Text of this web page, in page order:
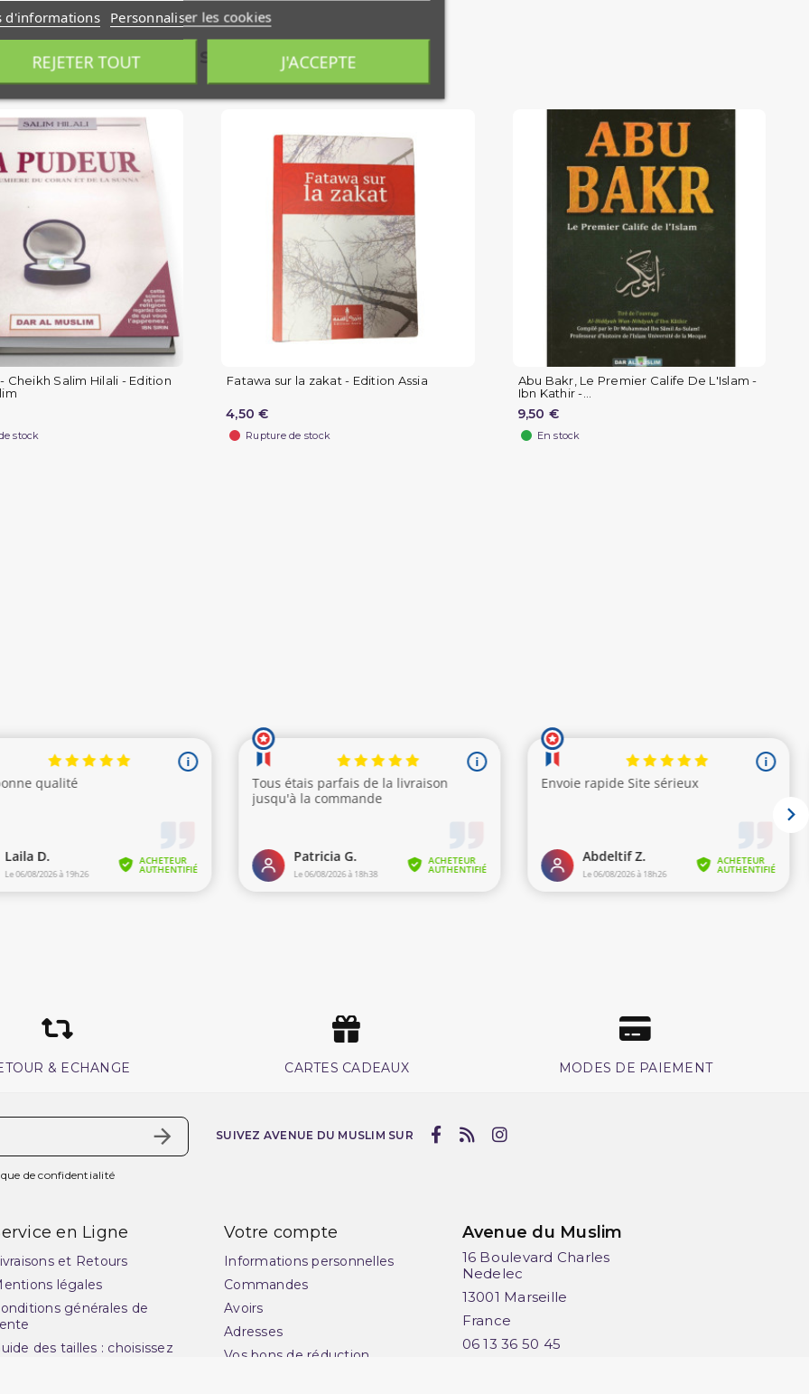
Produits similaires
Cheikh Salim Hilali - Edition
stock
Fatawa sur la zakat - Edition Assia
4,50 €
Rupture de stock
Abu Bakr, Le Premier Calife De L'Islam -
Ibn Kathir -...
9,50 €
En stock
& ECHANGE CARTES CADEAUX MODES DE PAIEMENT
de confidentialité
SUIVEZ AVENUE DU MUSLIM SUR
en Ligne
et Retours
légales
générales de
des tailles : choisissez
Votre compte
Informations personnelles
Commandes
Avoirs
Adresses
Vos bons de réduction
Avenue du Muslim
16 Boulevard Charles
Nedelec
13001 Marseille
France
06 13 36 50 45
d'informations Personnaliser les cookies
REJETER TOUT J'ACCEPTE